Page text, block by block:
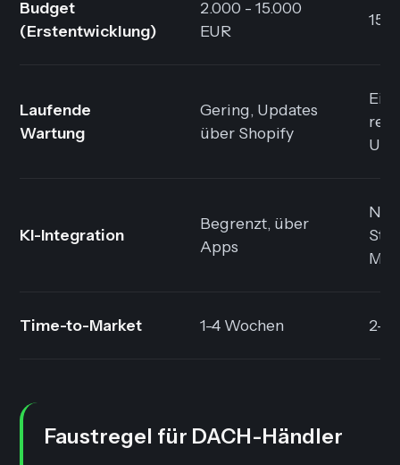
Budget
(Erstentwicklung)
2.000 - 15.000
EUR
Laufende
Wartung
Gering, Updates
über Shopify
KI-Integration
Begrenzt, über
Apps
Time-to-Market 1-4 Wochen 2-6
Faustregel für DACH-Händler